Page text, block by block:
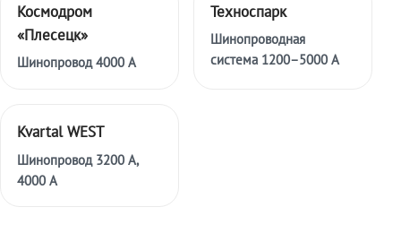
Космодром
«Плесецк»
Шинопровод 4000 А
Техноспарк
Шинопроводная
система 1200–5000 А
Kvartal WEST
Шинопровод 3200 А,
4000 А